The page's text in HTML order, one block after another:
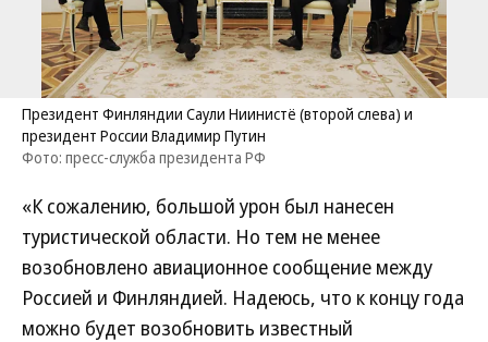
Президент Финляндии Саули Ниинистё (второй слева) и
президент России Владимир Путин
Фото: пресс-служба президента РФ
«К сожалению, большой урон был нанесен
туристической области. Но тем не менее
возобновлено авиационное сообщение между
Россией и Финляндией. Надеюсь, что к концу года
можно будет возобновить известный